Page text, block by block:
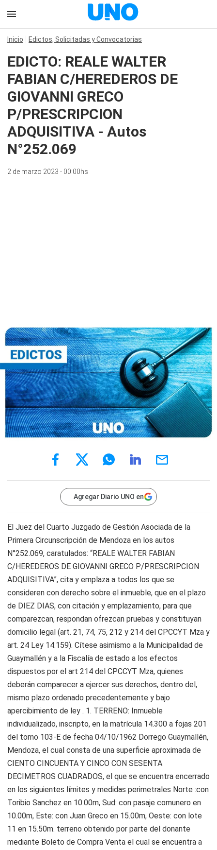
Inicio Edictos, Solicitadas y Convocatorias
EDICTO: REALE WALTER
FABIAN C/HEREDEROS DE
GIOVANNI GRECO
P/PRESCRIPCION
ADQUISITIVA - Autos
N°252.069
2 de marzo 2023 - 00:00hs
Agregar Diario UNO en
El Juez del Cuarto Juzgado de Gestión Asociada de la
Primera Circunscripción de Mendoza en los autos
N°252.069, caratulados: “REALE WALTER FABIAN
C/HEREDEROS DE GIOVANNI GRECO P/PRESCRIPCION
ADQUISITIVA”, cita y emplaza a todos los que se
consideren con derecho sobre el inmueble, que en el plazo
de DIEZ DIAS, con citación y emplazamiento, para que
comparezcan, respondan ofrezcan pruebas y constituyan
domicilio legal (art. 21, 74, 75, 212 y 214 del CPCCYT Mza y
art. 24 Ley 14.159). Cítese asimismo a la Municipalidad de
Guaymallén y a la Fiscalía de estado a los efectos
dispuestos por el art 214 del CPCCYT Mza, quienes
deberán comparecer a ejercer sus derechos, dentro del,
mismo plazo ordenado precedentemente y bajo
apercibimiento de ley . 1. TERRENO: Inmueble
individualizado, inscripto, en la matrícula 14.300 a fojas 201
del tomo 103-E de fecha 04/10/1962 Dorrego Guaymallén,
Mendoza, el cual consta de una superficie aproximada de
CIENTO CINCUENTA Y CINCO CON SESENTA
DECIMETROS CUADRADOS, el que se encuentra encerrado
en los siguientes límites y medidas perimetrales Norte :con
Toribio Sanchez en 10.00m, Sud: con pasaje comunero en
10.00m, Este: con Juan Greco en 15.00m, Oeste: con lote
11 en 15.50m. terreno obtenido por parte del donante
mediante Boleto de Compra Venta el cual se encuentra a